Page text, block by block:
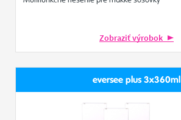
Zobraziť výrobok
eversee plus 3x360ml